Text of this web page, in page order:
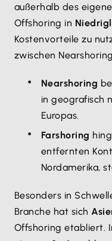
außerhalb des
Offshoring in
Kostenvorteile zu
zwischen
Nearshoring
in geografisch
Europas.
Farshoring
entfernten
Nordamerika,
Besonders in
Branche hat sich
Offshoring etabliert.